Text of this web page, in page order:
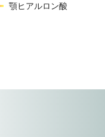
顎ヒアルロン酸